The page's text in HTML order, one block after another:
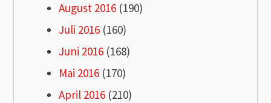
August 2016 (190)
Juli 2016 (160)
Juni 2016 (168)
Mai 2016 (170)
April 2016 (210)